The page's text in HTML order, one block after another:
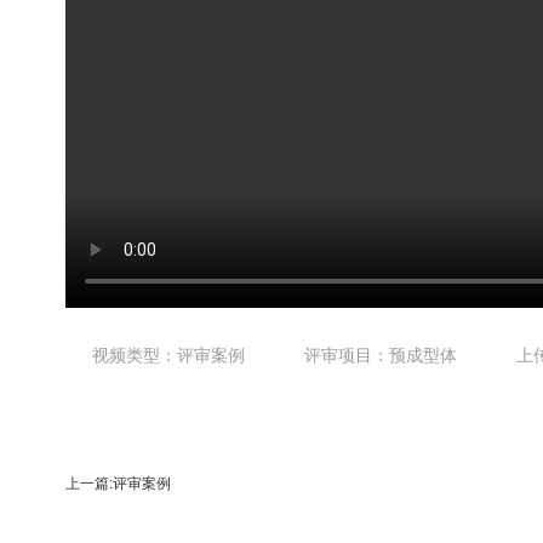
视频类型：评审案例 评审项目：预成型体 上
上一篇:评审案例